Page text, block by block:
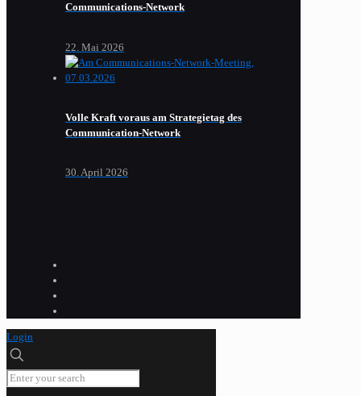
Communications-Network
22. Mai 2026
Volle Kraft voraus am Strategietag des
Communication-Network
30. April 2026
Login